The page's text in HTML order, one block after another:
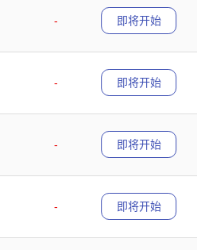
-
即将开始
-
即将开始
-
即将开始
-
即将开始